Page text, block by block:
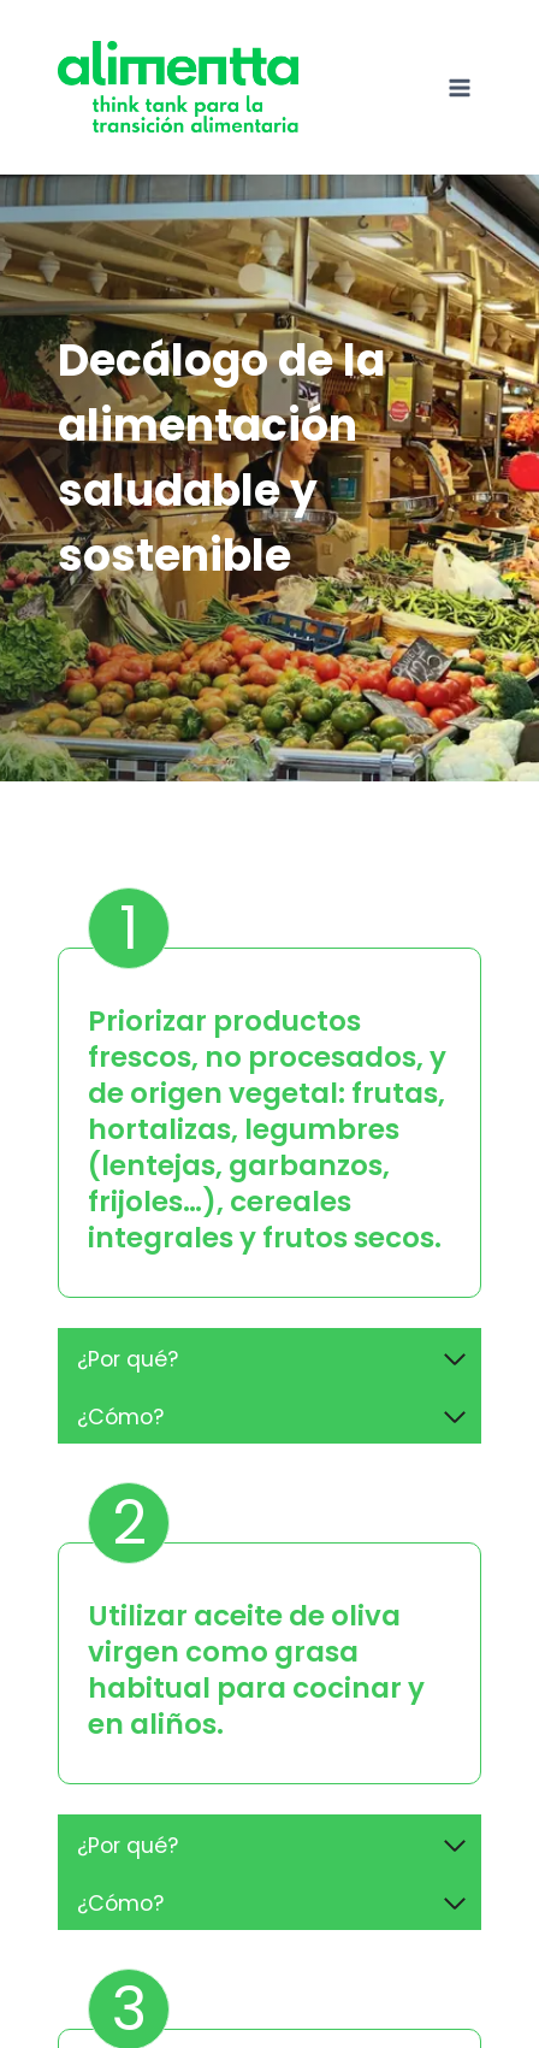
contenido
Decálogo de la
alimentación
saludable y
sostenible
1
Priorizar productos
frescos, no procesados, y
de origen vegetal: frutas,
hortalizas, legumbres
(lentejas, garbanzos,
frijoles…), cereales
integrales y frutos secos.
¿Por qué?
¿Cómo?
2
Utilizar aceite de oliva
virgen como grasa
habitual para cocinar y
en aliños.
¿Por qué?
¿Cómo?
3